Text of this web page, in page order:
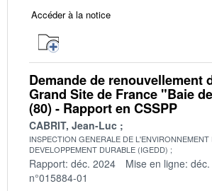
Accéder à la notice
Demande de renouvellement
Grand Site de France "Baie
(80) - Rapport en CSSPP
CABRIT, Jean-Luc
INSPECTION GENERALE DE L'ENVIRONNEMENT
DEVELOPPEMENT DURABLE (IGEDD)
Rapport: déc. 2024 Mise en ligne:
n°015884-01